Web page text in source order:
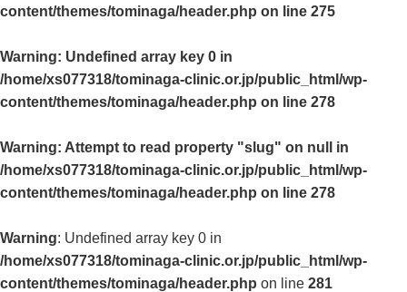
content/themes/tominaga/header.php on line 275
Warning: Undefined array key 0 in
/home/xs077318/tominaga-clinic.or.jp/public_html/wp-
content/themes/tominaga/header.php on line 278
Warning: Attempt to read property "slug" on null in
/home/xs077318/tominaga-clinic.or.jp/public_html/wp-
content/themes/tominaga/header.php on line 278
Warning: Undefined array key 0 in
/home/xs077318/tominaga-clinic.or.jp/public_html/wp-
content/themes/tominaga/header.php on line 281